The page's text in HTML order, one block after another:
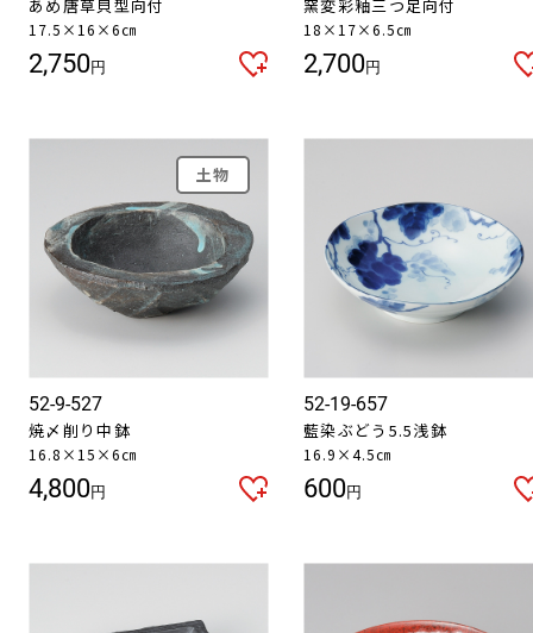
あめ唐草貝型向付
17.5×16×6㎝
2,750円
窯変彩釉三つ足向付
18×17×6.5㎝
2,700円
土物
52-9-527
焼〆削り中鉢
16.8×15×6㎝
4,800円
52-19-657
藍染ぶどう5.5浅鉢
16.9×4.5㎝
600円